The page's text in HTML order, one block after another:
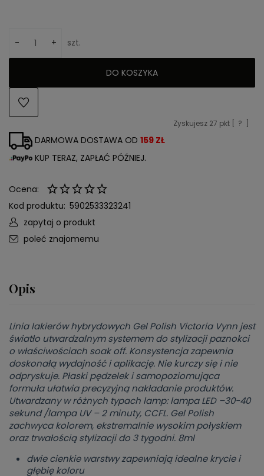
- + szt.
DO KOSZYKA
Zyskujesz 27 pkt [ ?
DARMOWA DOSTAWA OD 159 ZŁ
KUP TERAZ, ZAPŁAĆ PÓŹNIEJ.
Ocena:
Kod produktu: 5902533323241
zapytaj o produkt
poleć znajomemu
Opis
Linia lakierów hybrydowych Gel Polish Victoria Vynn jest
światło utwardzalnym systemem do stylizacji paznokci
o właściwościach soak off. Konsystencja zapewnia
doskonałą wydajność i aplikację. Nie kurczy się i nie
odpryskuje. Płaski pędzelek i samopoziomująca
formuła ułatwia precyzyjną nakładanie produktów.
Utwardzany w różnych typach lamp: lampa LED –30-40
sekund /lampa UV – 2 minuty, CCFL. Gel Polish
zachwyca kolorem, ekstremalnie wysokim połyskiem
oraz trwałością stylizacji do 3 tygodni. 8ml
dwie cienkie warstwy zapewniają idealne krycie i
głębię koloru